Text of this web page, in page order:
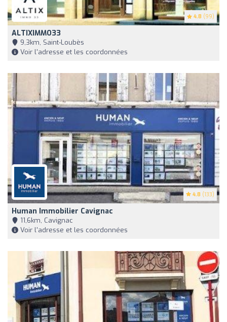
4.8 (99)
ALTIXIMMO33
9,3km, Saint-Loubès
Voir l'adresse et les coordonnées
4.8 (133)
Human Immobilier Cavignac
11,6km, Cavignac
Voir l'adresse et les coordonnées